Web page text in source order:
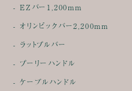
- EZバー1,200mm
- オリンピックバー2,200mm
- ラットプルバー
- プーリーハンドル
- ケーブルハンドル